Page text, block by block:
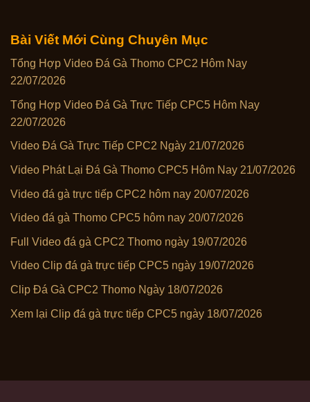
Bài Viết Mới Cùng Chuyên Mục
Tổng Hợp Video Đá Gà Thomo CPC2 Hôm Nay
22/07/2026
Tổng Hợp Video Đá Gà Trực Tiếp CPC5 Hôm Nay
22/07/2026
Video Đá Gà Trực Tiếp CPC2 Ngày 21/07/2026
Video Phát Lại Đá Gà Thomo CPC5 Hôm Nay 21/07/2026
Video đá gà trực tiếp CPC2 hôm nay 20/07/2026
Video đá gà Thomo CPC5 hôm nay 20/07/2026
Full Video đá gà CPC2 Thomo ngày 19/07/2026
Video Clip đá gà trực tiếp CPC5 ngày 19/07/2026
Clip Đá Gà CPC2 Thomo Ngày 18/07/2026
Xem lại Clip đá gà trực tiếp CPC5 ngày 18/07/2026